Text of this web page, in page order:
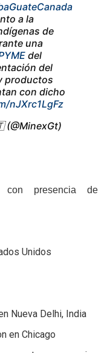
a la
de
una
del
del
productos
con dicho
nJXrc1LgFz
(@MinexGt)
con presencia de
Unidos
Nueva Delhi, India
en Chicago